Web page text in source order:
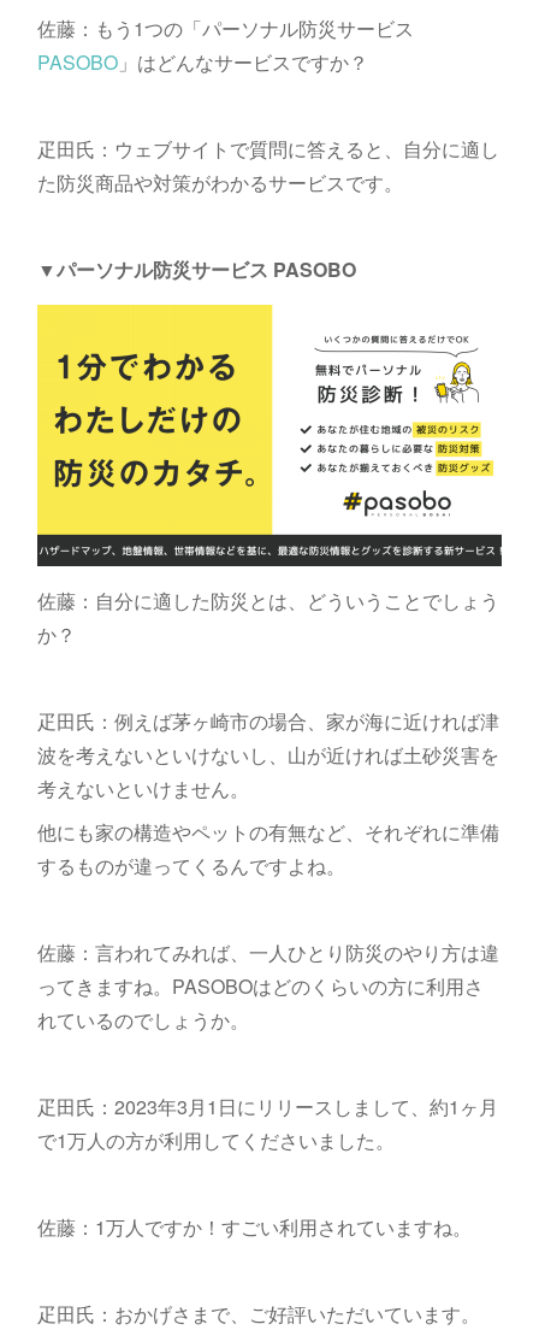
佐藤：もう1つの「パーソナル防災サービス
PASOBO」はどんなサービスですか？
疋田氏：ウェブサイトで質問に答えると、自分に適し
た防災商品や対策がわかるサービスです。
▼パーソナル防災サービス PASOBO
佐藤：自分に適した防災とは、どういうことでしょう
か？
疋田氏：例えば茅ヶ崎市の場合、家が海に近ければ津
波を考えないといけないし、山が近ければ土砂災害を
考えないといけません。
他にも家の構造やペットの有無など、それぞれに準備
するものが違ってくるんですよね。
佐藤：言われてみれば、一人ひとり防災のやり方は違
ってきますね。PASOBOはどのくらいの方に利用さ
れているのでしょうか。
疋田氏：2023年3月1日にリリースしまして、約1ヶ月
で1万人の方が利用してくださいました。
佐藤：1万人ですか！すごい利用されていますね。
疋田氏：おかげさまで、ご好評いただいています。